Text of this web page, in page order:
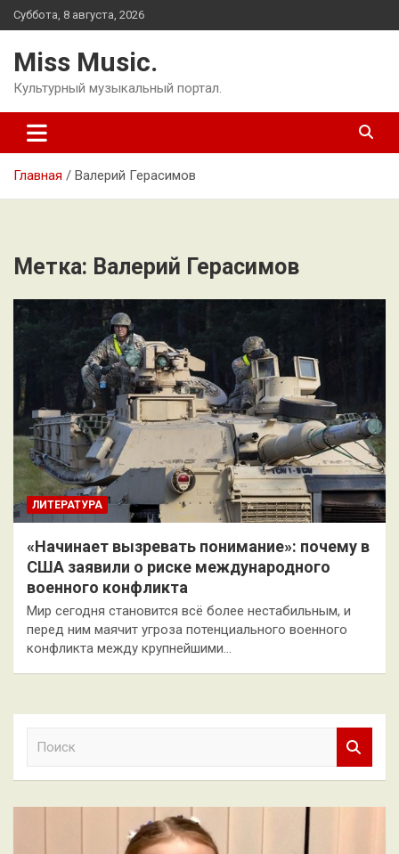
Перейти
к
Суббота, 8 августа, 2026
Miss Music.
Культурный музыкальный портал.
Главная Валерий Герасимов
Метка: Валерий Герасимов
ЛИТЕРАТУРА
«Начинает вызревать понимание»: почему в
США заявили о риске международного
военного конфликта
Мир сегодня становится всё более нестабильным, и
перед ним маячит угроза потенциального военного
конфликта между крупнейшими…
к